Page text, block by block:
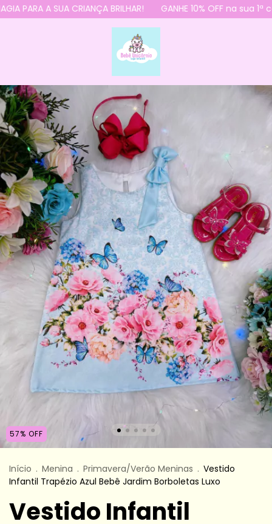
A SUA CRIANÇA BRILHAR! GANHE 10% OFF na sua 1ª
57% OFF
Início . Menina . Primavera/Verão Meninas . Vestido
Infantil Trapézio Azul Bebê Jardim Borboletas Luxo
Vestido Infantil